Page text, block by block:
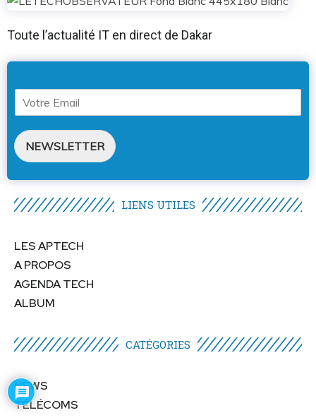
Toute l’actualité IT en direct de Dakar
NEWSLETTER
LIENS UTILES​
LES APTECH
A PROPOS
AGENDA TECH
ALBUM
CATÉGORIES​
NEWS
TÉLÉCOMS